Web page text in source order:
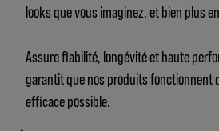
looks que vous imaginez, et bien plus
Assure fiabilité, longévité et haute
garantit que nos produits fonctionnent
efficace possible.